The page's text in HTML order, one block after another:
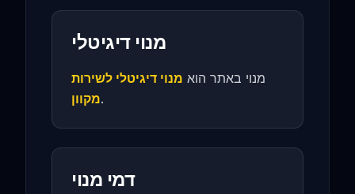
מנוי דיגיטלי
מנוי באתר הוא מנוי דיגיטלי לשירות
מקוון.
דמי מנוי